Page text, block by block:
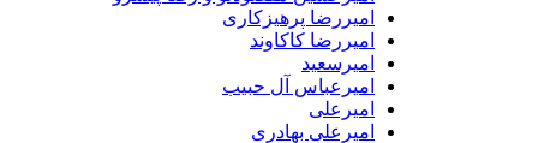
امیررضا پرهیزکاری
امیررضا کاکاوند
امیرسعید
امیرعباس آل حبیب
امیرعلی
امیرعلی بهادری